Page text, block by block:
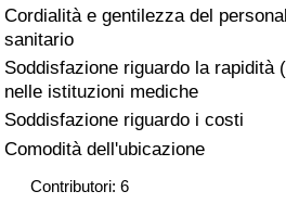
Cordialità e gentilezza del
sanitario
Soddisfazione riguardo la rapidità
nelle istituzioni mediche
Soddisfazione riguardo i costi
Comodità dell'ubicazione
Contributori: 6
Indice dell’Assistenza Sanitaria
Indice dell’Assistenza Sanitaria
Indice dell’Assistenza Sanitaria